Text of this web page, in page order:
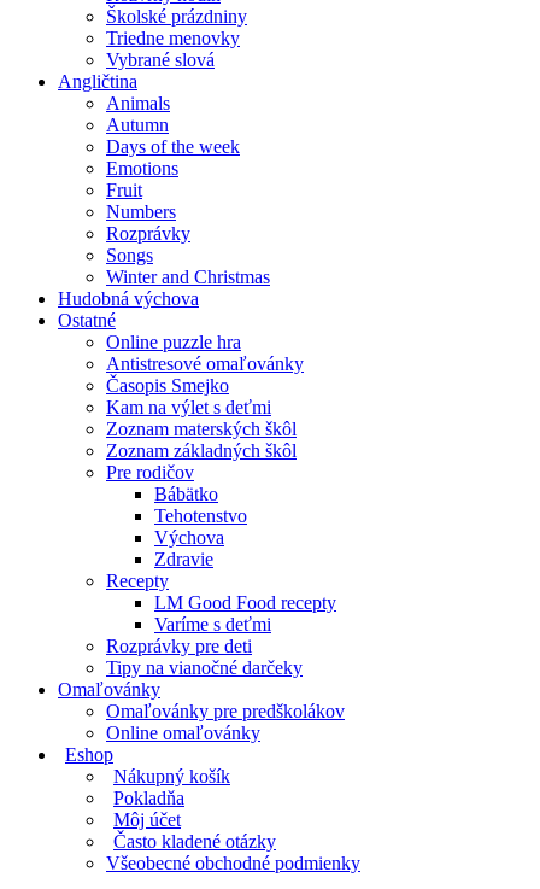
Školské prázdniny
Triedne menovky
Vybrané slová
Angličtina
Animals
Autumn
Days of the week
Emotions
Fruit
Numbers
Rozprávky
Songs
Winter and Christmas
Hudobná výchova
Ostatné
Online puzzle hra
Antistresové omaľovánky
Časopis Smejko
Kam na výlet s deťmi
Zoznam materských škôl
Zoznam základných škôl
Pre rodičov
Bábätko
Tehotenstvo
Výchova
Zdravie
Recepty
LM Good Food recepty
Varíme s deťmi
Rozprávky pre deti
Tipy na vianočné darčeky
Omaľovánky
Omaľovánky pre predškolákov
Online omaľovánky
Eshop
Nákupný košík
Pokladňa
Môj účet
Často kladené otázky
Všeobecné obchodné podmienky